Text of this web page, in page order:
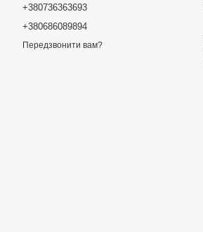
+380736363693
+380686089894
Передзвонити вам?